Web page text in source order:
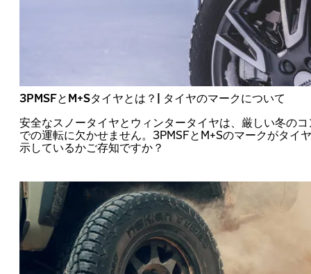
3PMSFとM+Sタイヤとは？| タイヤのマークについて
安全なスノータイヤとウィンタータイヤは、厳しい冬の
での運転に欠かせません。3PMSFとM+Sのマークがタイ
示しているかご存知ですか？